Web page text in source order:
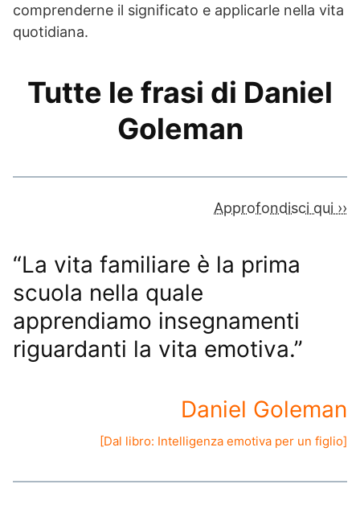
comprenderne il significato e applicarle nella vita
quotidiana.
Tutte le frasi di Daniel
Goleman
Approfondisci qui ››
“La vita familiare è la prima
scuola nella quale
apprendiamo insegnamenti
riguardanti la vita emotiva.”
Daniel Goleman
[Dal libro: Intelligenza emotiva per un figlio]